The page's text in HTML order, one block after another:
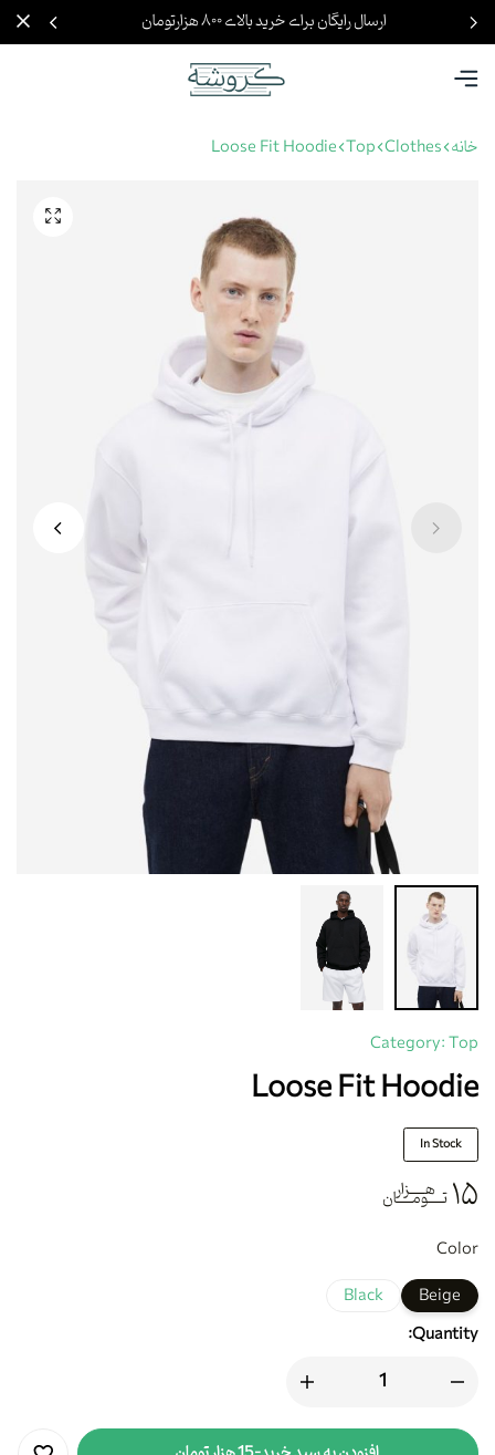
ارسال رایگان برای خرید بالای ۸۰۰ هزارتومان
خانه Clothes
Top
Loose Fit Hoodie
Category:Top
Loose Fit Hoodie
In Stock
۱۵ هزار
تومان
Color
Beige
Black
Quantity: